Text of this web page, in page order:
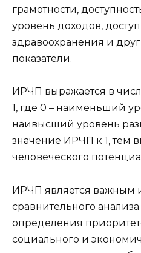
грамотности,
уровень доходов,
здравоохранения и
показатели.
ИРЧП выражается в
1, где 0 – наименьший
наивысший уровень
значение ИРЧП к 1, тем
человеческого
ИРЧП является важным
сравнительного
определения
социального и